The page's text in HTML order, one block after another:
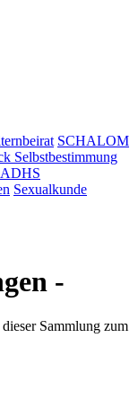
SCHALOM
Selbstbestimmung
ADHS
Sexualkunde
-
Sammlung zum